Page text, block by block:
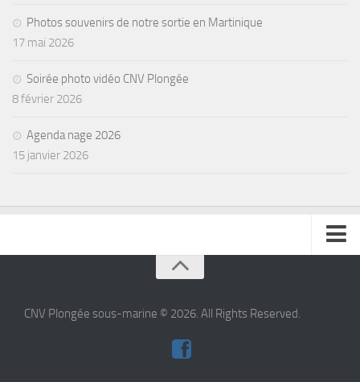
NAP / NEV
Agenda
Résultats Compétitions
Section Matériel
Photos souvenirs de notre sortie en Martinique
17 mai 2026
Soirée photo vidéo CNV Plongée
8 février 2026
Agenda nage 2026
15 janvier 2026
CNV Plongée sous-marine © 2026. All Rights Reserved.